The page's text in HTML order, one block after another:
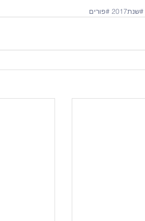
#שנת2017 #פורים